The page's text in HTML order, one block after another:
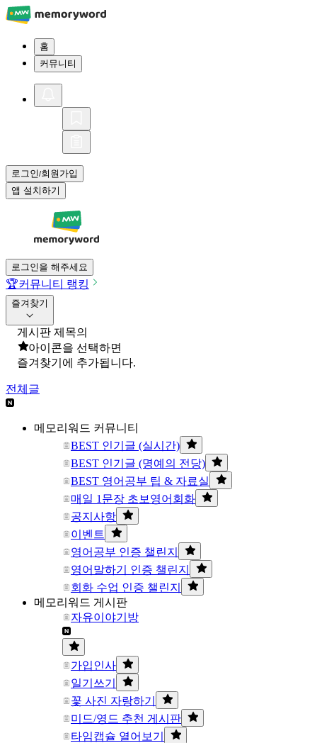
홈
커뮤니티
로그인/회원가입
앱 설치하기
로그인을 해주세요
🏆커뮤니티 랭킹
즐겨찾기
게시판 제목의
아이콘을 선택하면
즐겨찾기에 추가됩니다.
전체글
메모리워드 커뮤니티
BEST 인기글 (실시간)
BEST 인기글 (명예의 전당)
BEST 영어공부 팁 & 자료실
매일 1문장 초보영어회화
공지사항
이벤트
영어공부 인증 챌린지
영어말하기 인증 챌린지
회화 수업 인증 챌린지
메모리워드 게시판
자유이야기방
가입인사
일기쓰기
꽃 사진 자랑하기
미드/영드 추천 게시판
타임캡슐 열어보기